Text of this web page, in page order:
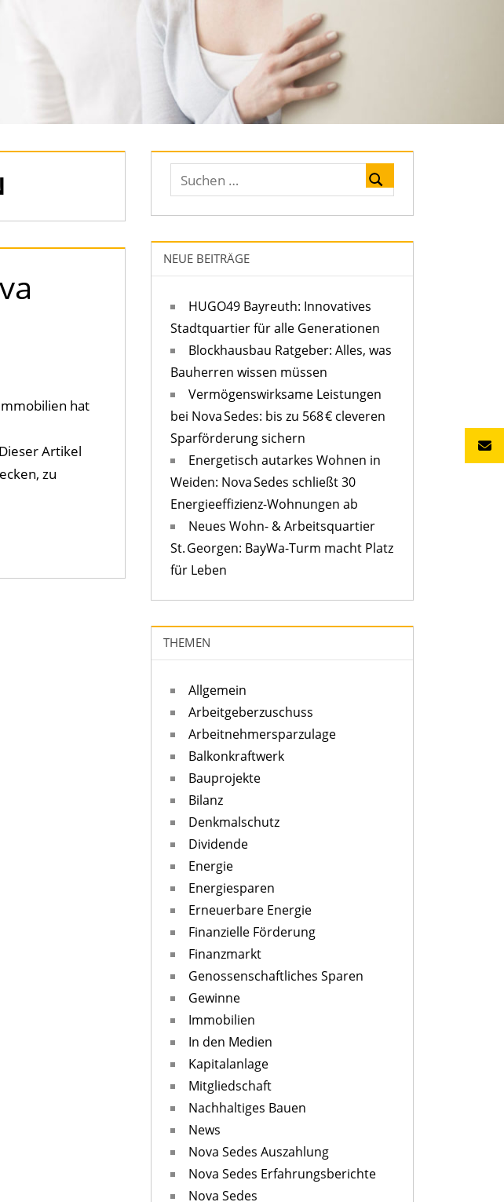
hat
Artikel
zu
NEUE BEITRÄGE
HUGO49 Bayreuth: Innovatives
Stadtquartier für alle Generationen
Blockhausbau Ratgeber: Alles, was
Bauherren wissen müssen
Vermögenswirksame Leistungen
bei Nova Sedes: bis zu 568 € cleveren
Sparförderung sichern
Energetisch autarkes Wohnen in
Weiden: Nova Sedes schließt 30
Energieeffizienz-Wohnungen ab
Neues Wohn- & Arbeitsquartier
St. Georgen: BayWa-Turm macht Platz
für Leben
THEMEN
Allgemein
Arbeitgeberzuschuss
Arbeitnehmersparzulage
Balkonkraftwerk
Bauprojekte
Bilanz
Denkmalschutz
Dividende
Energie
Energiesparen
Erneuerbare Energie
Finanzielle Förderung
Finanzmarkt
Genossenschaftliches Sparen
Gewinne
Immobilien
In den Medien
Kapitalanlage
Mitgliedschaft
Nachhaltiges Bauen
News
Nova Sedes Auszahlung
Nova Sedes Erfahrungsberichte
Nova Sedes